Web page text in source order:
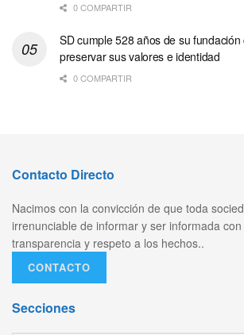
0 COMPARTIR
SD cumple 528 años de su
preservar sus valores e identidad
0 COMPARTIR
Contacto Directo
Nacimos con la convicción de que toda
irrenunciable de informar y ser informada
transparencia y respeto a los hechos..
CONTACTO
Secciones